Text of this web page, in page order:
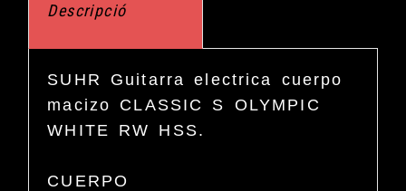
Descripció
SUHR Guitarra electrica cuerpo
macizo CLASSIC S OLYMPIC
WHITE RW HSS.
CUERPO